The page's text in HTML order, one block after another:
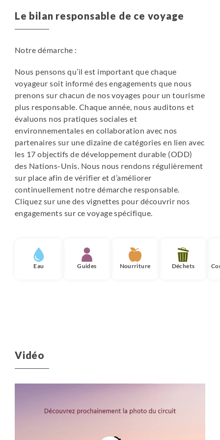
Le bilan responsable de ce voyage
Notre démarche :
Nous pensons qu’il est important que chaque
voyageur soit informé des engagements que nous
prenons sur chacun de nos voyages pour un tourisme
plus responsable. Chaque année, nous auditons et
évaluons nos pratiques sociales et
environnementales en collaboration avec nos
partenaires sur une dizaine de catégories en lien avec
les 17 objectifs de développement durable (ODD)
des Nations-Unis. Nous nous rendons régulièrement
sur place afin de vérifier et d’améliorer
continuellement notre démarche responsable.
Cliquez sur une des vignettes pour découvrir nos
engagements sur ce voyage spécifique.
Eau Guides Nourriture Déchets
Vidéo